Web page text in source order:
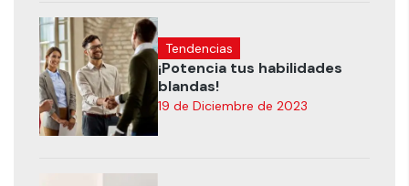
Tendencias
¡Potencia tus habilidades
blandas!
19 de Diciembre de 2023